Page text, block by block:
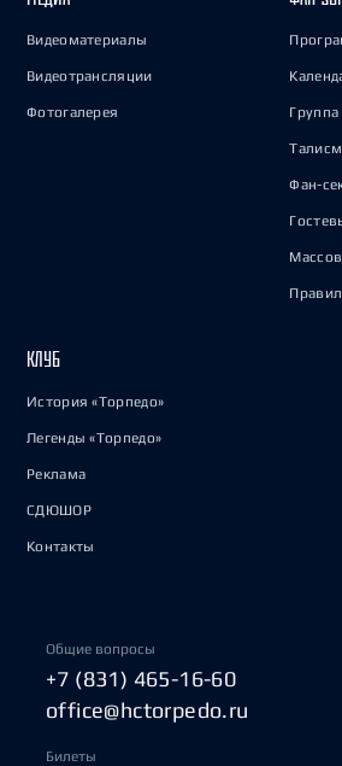
Видеоматериалы
Видеотрансляции
Фотогалерея
Фан-
КЛУБ
История «Торпедо»
Легенды «Торпедо»
Реклама
СДЮШОР
Контакты
Общие вопросы
+7 (831) 465-16-60
office@hctorpedo.ru
Билеты